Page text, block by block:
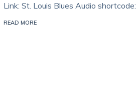
Link: St. Louis Blues Audio shortcode:
READ MORE